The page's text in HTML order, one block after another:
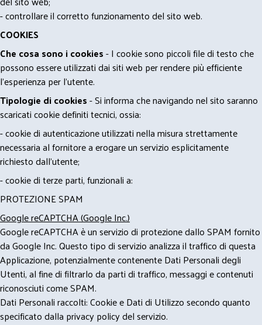
- controllare il corretto funzionamento del sito web.
COOKIES
Che cosa sono i cookies- I cookie sono piccoli file di testo che
possono essere utilizzati dai siti web per rendere più efficiente
l'esperienza per l'utente.
Tipologie di cookies- Si informa che navigando nel sito saranno
scaricati cookie definiti tecnici, ossia:
- cookie di autenticazione utilizzati nella misura strettamente
necessaria al fornitore a erogare un servizio esplicitamente
richiesto dall'utente;
- cookie di terze parti, funzionali a:
PROTEZIONE SPAM
Google reCAPTCHA (Google Inc.)
Google reCAPTCHA è un servizio di protezione dallo SPAM fornito
da Google Inc. Questo tipo di servizio analizza il traffico di questa
Applicazione, potenzialmente contenente Dati Personali degli
Utenti, al fine di filtrarlo da parti di traffico, messaggi e contenuti
riconosciuti come SPAM.
Dati Personali raccolti: Cookie e Dati di Utilizzo secondo quanto
specificato dalla privacy policy del servizio.